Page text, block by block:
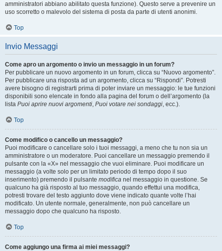
amministratori abbiano abilitato questa funzione). Questo serve a prevenire un
uso scorretto o malevolo del sistema di posta da parte di utenti anonimi.
Top
Invio Messaggi
Come apro un argomento o invio un messaggio in un forum?
Per pubblicare un nuovo argomento in un forum, clicca su “Nuovo argomento”.
Per pubblicare una risposta ad un argomento, clicca su “Rispondi”. Potresti
avere bisogno di registrarti prima di poter inviare un messaggio: le tue funzioni
disponibili sono elencate in fondo alla pagina del forum o dell’argomento (la
lista Puoi aprire nuovi argomenti, Puoi votare nei sondaggi, ecc.).
Top
Come modifico o cancello un messaggio?
Puoi modificare o cancellare solo i tuoi messaggi, a meno che tu non sia un
amministratore o un moderatore. Puoi cancellare un messaggio premendo il
pulsante con la «X» nel messaggio che vuoi eliminare. Puoi modificare un
messaggio (a volte solo per un limitato periodo di tempo dopo il suo
inserimento) premendo il pulsante modifica nel messaggio in questione. Se
qualcuno ha già risposto al tuo messaggio, quando effettui una modifica,
potresti trovare del testo aggiunto dove viene indicato quante volte l’hai
modificato. Un utente normale, generalmente, non può cancellare un
messaggio dopo che qualcuno ha risposto.
Top
Come aggiungo una firma ai miei messaggi?